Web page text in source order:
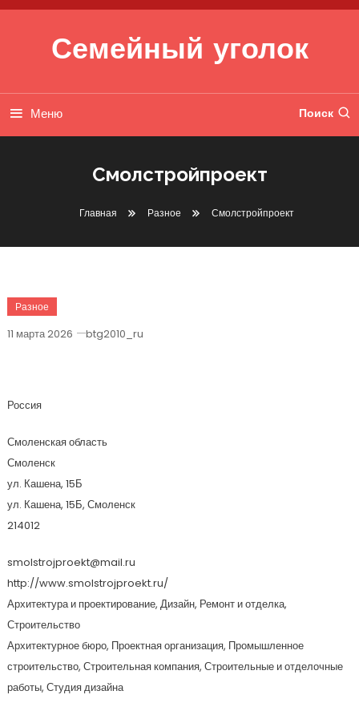
Перейти к содержимому
Семейный уголок
Меню Поиск
Смолстройпроект
Главная Разное Смолстройпроект
Разное
11 марта 2026 btg2010_ru
Россия
Смоленская область
Смоленск
ул. Кашена, 15Б
ул. Кашена, 15Б, Смоленск
214012
smolstrojproekt@mail.ru
http://www.smolstrojproekt.ru/
Архитектура и проектирование, Дизайн, Ремонт и отделка,
Строительство
Архитектурное бюро, Проектная организация, Промышленное
строительство, Строительная компания, Строительные и отделочные
работы, Студия дизайна